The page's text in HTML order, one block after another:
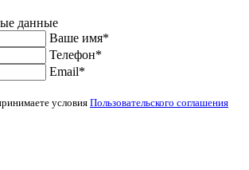
данные
Ваше имя*
Телефон*
Еmail*
условия Пользовательского соглашения